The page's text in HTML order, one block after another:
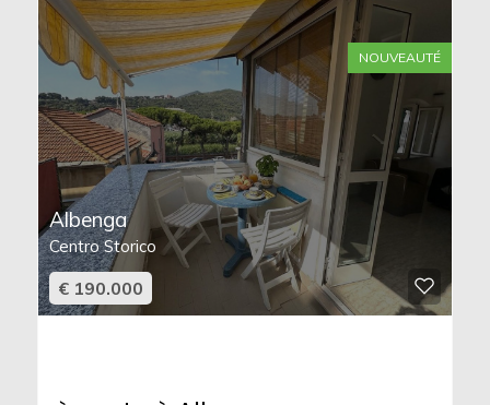
NOUVEAUTÉ
Albenga
Centro Storico
€ 190.000